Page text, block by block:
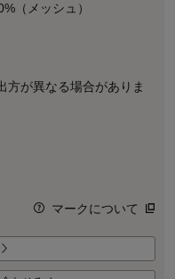
（メッシュ）
が異なる場合がありま
マークについて